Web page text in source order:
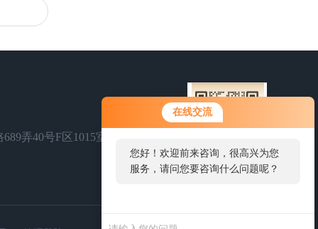
在线交流
您好！欢迎前来咨询，很高兴为您
服务，请问您要咨询什么问题呢？
弄40号F区1015室